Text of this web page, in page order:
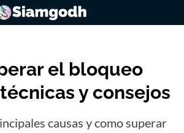
el bloqueo
y consejos
causas y como superar